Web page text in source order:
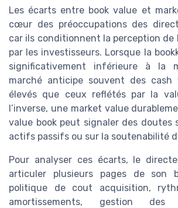
Les écarts entre book value et
cœur des préoccupations des
car ils conditionnent la perception de
par les investisseurs. Lorsque la
significativement inférieure à la
marché anticipe souvent des
élevés que ceux reflétés par la
l’inverse, une market value
value book peut signaler des doutes
actifs passifs ou sur la soutenabilité
Pour analyser ces écarts, le
articuler plusieurs pages de son
politique de cout acquisition,
amortissements, gestion des